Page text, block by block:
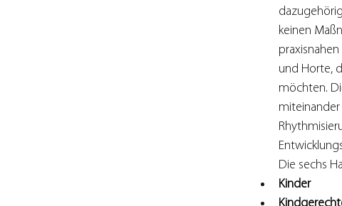
keinen
und Horte,
möchten.
Die sechs
Kinder